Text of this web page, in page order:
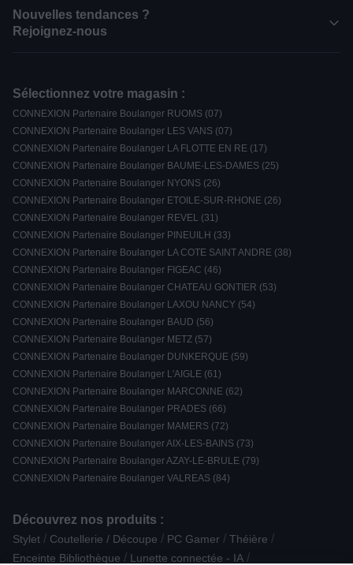
Nouvelles tendances ?
Rejoignez-nous
Sélectionnez votre magasin :
CONNEXION Partenaire Boulanger RUOMS (07)
CONNEXION Partenaire Boulanger LES VANS (07)
CONNEXION Partenaire Boulanger LA FLOTTE EN RE (17)
CONNEXION Partenaire Boulanger BAUME-LES-DAMES (25)
CONNEXION Partenaire Boulanger NYONS (26)
CONNEXION Partenaire Boulanger ETOILE-SUR-RHONE (26)
CONNEXION Partenaire Boulanger REVEL (31)
CONNEXION Partenaire Boulanger PINEUILH (33)
CONNEXION Partenaire Boulanger LA COTE SAINT ANDRE (38)
CONNEXION Partenaire Boulanger FIGEAC (46)
CONNEXION Partenaire Boulanger CHATEAU GONTIER (53)
CONNEXION Partenaire Boulanger LAXOU NANCY (54)
CONNEXION Partenaire Boulanger BAUD (56)
CONNEXION Partenaire Boulanger METZ (57)
CONNEXION Partenaire Boulanger DUNKERQUE (59)
CONNEXION Partenaire Boulanger L'AIGLE (61)
CONNEXION Partenaire Boulanger MARCONNE (62)
CONNEXION Partenaire Boulanger PRADES (66)
CONNEXION Partenaire Boulanger MAMERS (72)
CONNEXION Partenaire Boulanger AIX-LES-BAINS (73)
CONNEXION Partenaire Boulanger AZAY-LE-BRULE (79)
CONNEXION Partenaire Boulanger VALREAS (84)
Découvrez nos produits :
Stylet / Coutellerie / Découpe / PC Gamer / Théière /
Enceinte Bibliothèque / Lunette connectée - IA /